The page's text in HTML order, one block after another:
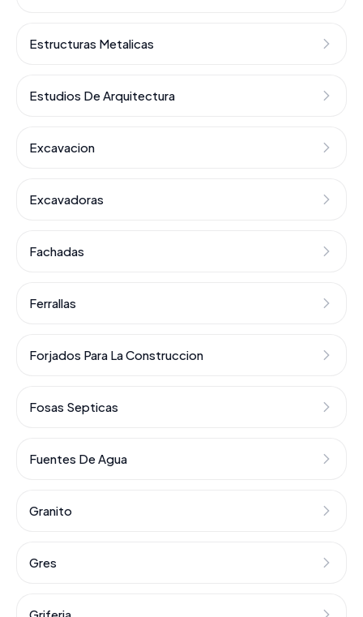
Estructuras Metalicas
Estudios De Arquitectura
Excavacion
Excavadoras
Fachadas
Ferrallas
Forjados Para La Construccion
Fosas Septicas
Fuentes De Agua
Granito
Gres